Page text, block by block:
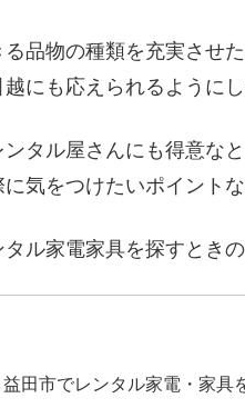
る品物の種類を充実させ
にも応えられるように
ンタル屋さんにも得意な
気をつけたいポイント
ル家電家具を探すとき
益田市でレンタル家電・家具